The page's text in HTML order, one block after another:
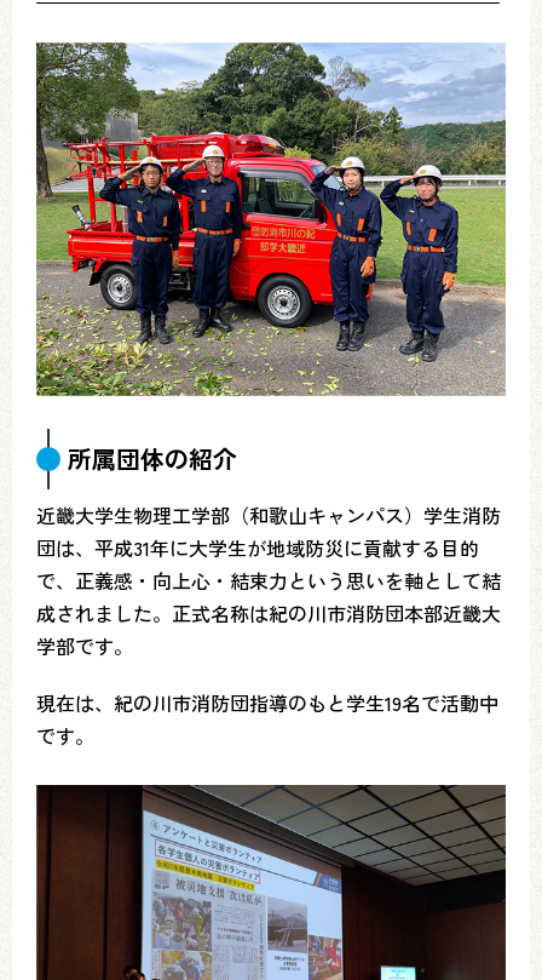
所属団体の紹介
近畿大学生物理工学部（和歌山キャンパス）学生消防
団は、平成31年に大学生が地域防災に貢献する目的
で、正義感・向上心・結束力という思いを軸として結
成されました。正式名称は紀の川市消防団本部近畿大
学部です。
現在は、紀の川市消防団指導のもと学生19名で活動中
です。